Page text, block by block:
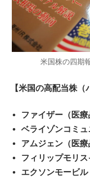
米国株の四期
【米国の高配当株（
ファイザー（医療
ベライゾンコミュ
アムジェン（医療
フィリップモリス
エクソンモービル